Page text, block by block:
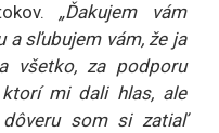
„Ďakujem vám
a sľubujem vám, že ja
všetko, za podporu
mi dali hlas, ale
som si zatiaľ